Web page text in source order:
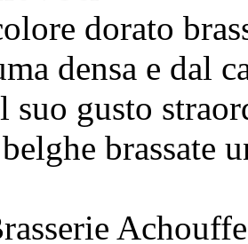
dorato
densa e dal
suo gusto
brassate
Achouffe